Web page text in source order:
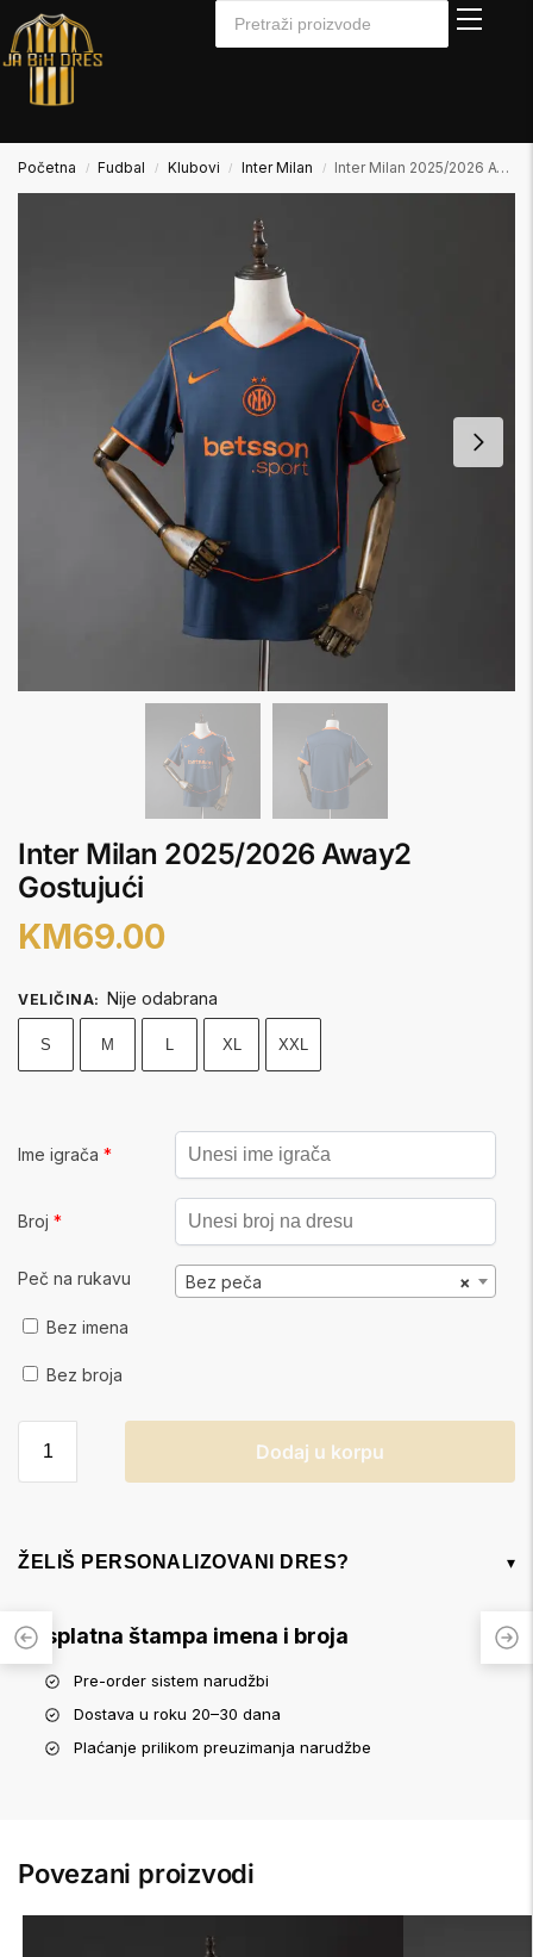
Početna / Fudbal / Klubovi / Inter Milan / Inter Milan 2025/2026 Away2 Gostujući
Inter Milan 2025/2026 Away2
Gostujući
KM69.00
VELIČINA: Nije odabrana
S M L XL XXL
Ime igrača *
Broj *
Peč na rukavu ×
Bez peča
Bez imena
Bez broja
Dodaj u korpu
ŽELIŠ PERSONALIZOVANI DRES? ▾
Besplatna štampa imena i broja
Pre-order sistem narudžbi
Dostava u roku 20–30 dana
Plaćanje prilikom preuzimanja narudžbe
Povezani proizvodi